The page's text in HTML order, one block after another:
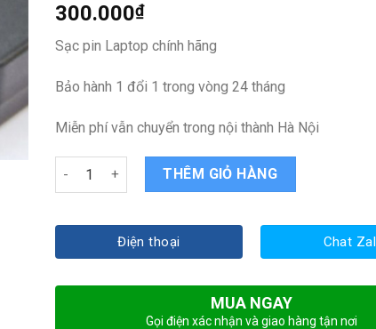
300.000₫
Sạc pin Laptop chính hãng
Bảo hành 1 đổi 1 trong vòng 24 tháng
Miễn phí vẫn chuyển trong nội thành Hà Nội
Sạc Laptop Lenovo G410 quantity
THÊM GIỎ HÀNG
Điện thoại Chat
MUA NGAY
Gọi điện xác nhận và giao hàng tận nơi